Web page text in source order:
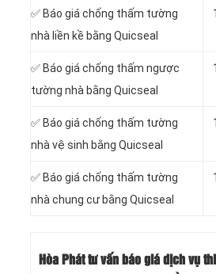
✅ Báo giá chống thấm tường
nhà liền kề bằng Quicseal
✅ Báo giá chống thấm ngược
tường nhà bằng Quicseal
✅ Báo giá chống thấm tường
nhà vệ sinh bằng Quicseal
✅ Báo giá chống thấm tường
nhà chung cư bằng Quicseal
Hòa Phát tư vấn báo giá dịch vụ